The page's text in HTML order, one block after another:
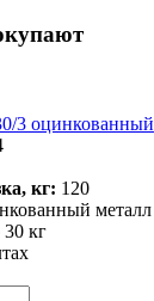
3 оцинкованный
кг: 120
металл
30 кг